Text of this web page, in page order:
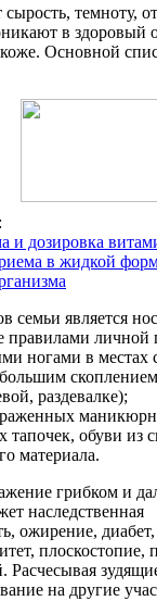
темноту,
в здоровый
Основной
и дозировка
в жидкой
семьи является
правилами личной
ногами в
раздевалке);
обуви из
материала.
грибком и
наследственная
ожирение,
плоскостопие,
Расчесывая
на другие